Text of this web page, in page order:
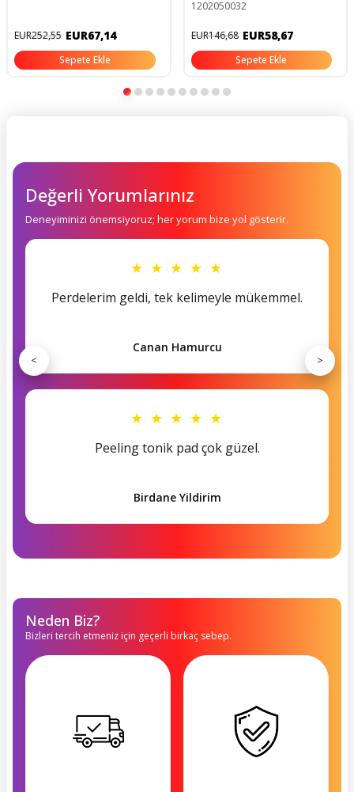
EUR252,55 EUR67,14
Sepete Ekle
1202050032
EUR146,68 EUR58,67
Sepete Ekle
Değerli Yorumlarınız
Deneyiminizi önemsiyoruz; her yorum bize yol gösterir.
★ ★ ★ ★ ★
Perdelerim geldi, tek kelimeyle mükemmel.
Canan Hamurcu
★ ★ ★ ★ ★
Peeling tonik pad çok güzel.
Birdane Yildirim
< >
Neden Biz?
Bizleri tercih etmeniz için geçerli birkaç sebep.